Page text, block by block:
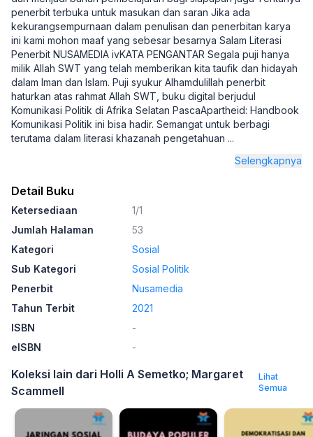
penerbit terbuka untuk masukan dan saran Jika ada
kekurangsempurnaan dalam penulisan dan penerbitan karya
ini kami mohon maaf yang sebesar besarnya Salam Literasi
Penerbit NUSAMEDIA ivKATA PENGANTAR Segala puji hanya
milik Allah SWT yang telah memberikan kita taufik dan hidayah
dalam Iman dan Islam. Puji syukur Alhamdulillah penerbit
haturkan atas rahmat Allah SWT, buku digital berjudul
Komunikasi Politik di Afrika Selatan PascaApartheid: Handbook
Komunikasi Politik ini bisa hadir. Semangat untuk berbagi
terutama dalam literasi khazanah pengetahuan ...
Selengkapnya
Detail Buku
Ketersediaan
1/1
Jumlah Halaman
53
Kategori
Sosial
Sub Kategori
Sosial Politik
Penerbit
Nusamedia
Tahun Terbit
2021
ISBN
-
eISBN
-
Koleksi lain dari Holli A Semetko; Margaret
Scammell
Lihat
Semua